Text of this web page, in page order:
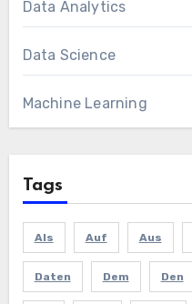
Data Analytics
Data Science
Machine Learning
Tags
Als Auf Aus
Daten Dem Den